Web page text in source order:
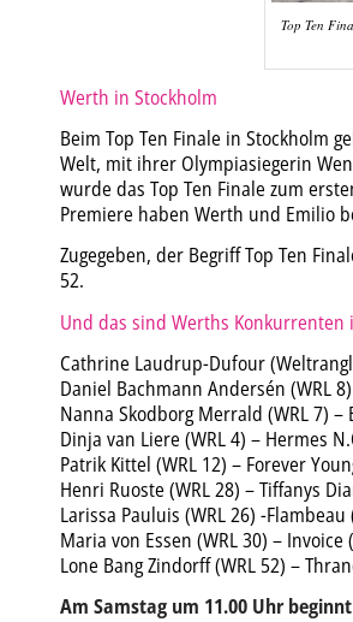
Top Ten
Werth in Stockholm
Beim Top Ten Finale in Stockholm
Welt, mit ihrer Olympiasiegerin
wurde das Top Ten Finale zum
Premiere haben Werth und Emilio
Zugegeben, der Begriff Top Ten
52.
Und das sind Werths Konkurrenten
Cathrine Laudrup-Dufour
Daniel Bachmann Andersén (WRL
Nanna Skodborg Merrald (WRL 7) –
Dinja van Liere (WRL 4) – Hermes
Patrik Kittel (WRL 12) – Forever
Henri Ruoste (WRL 28) – Tiffanys
Larissa Pauluis (WRL 26) -Flambeau
Maria von Essen (WRL 30) – Invoice
Lone Bang Zindorff (WRL 52) –
Am Samstag um 11.00 Uhr